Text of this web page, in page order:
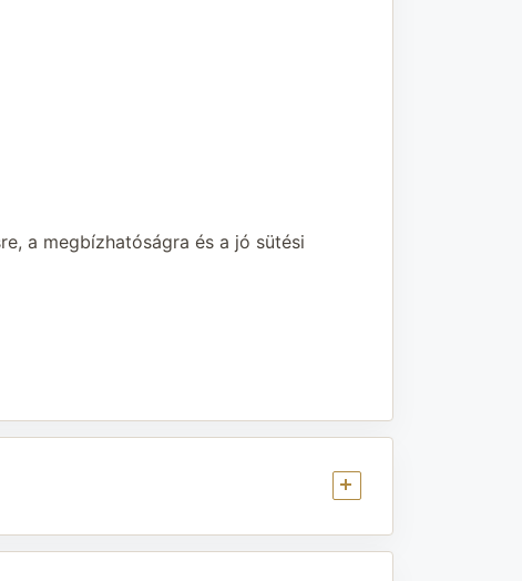
a megbízhatóságra és a jó sütési